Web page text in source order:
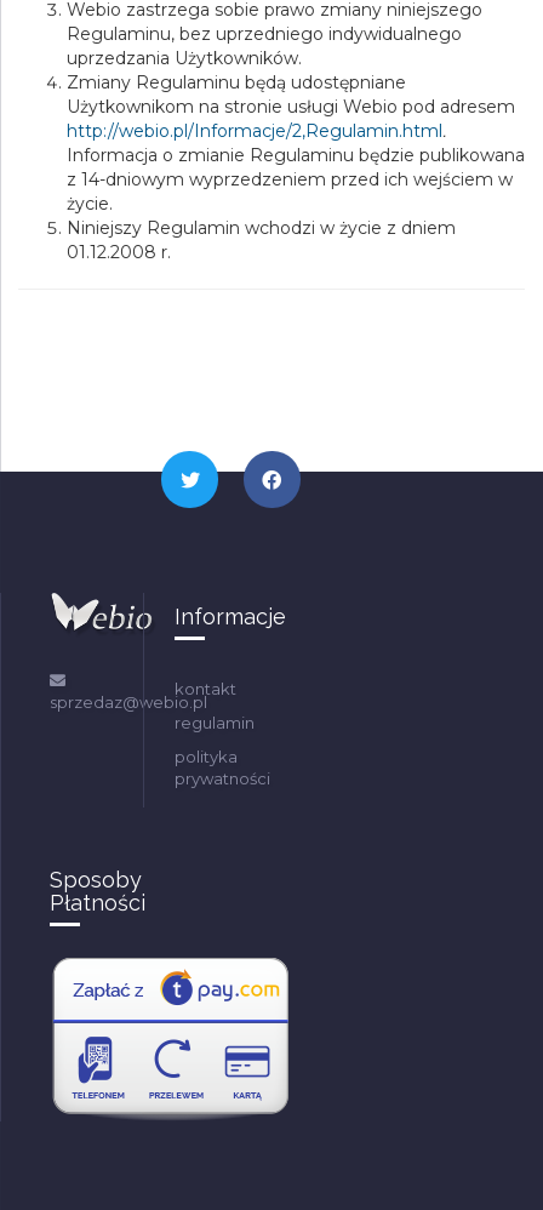
Webio zastrzega sobie prawo zmiany niniejszego
Regulaminu, bez uprzedniego indywidualnego
uprzedzania Użytkowników.
Zmiany Regulaminu będą udostępniane
Użytkownikom na stronie usługi Webio pod adresem
http://webio.pl/Informacje/2,Regulamin.html.
Informacja o zmianie Regulaminu będzie publikowana
z 14-dniowym wyprzedzeniem przed ich wejściem w
życie.
Niniejszy Regulamin wchodzi w życie z dniem
01.12.2008 r.
sprzedaz@webio.pl
Informacje
kontakt
regulamin
polityka
prywatności
Sposoby
Płatności